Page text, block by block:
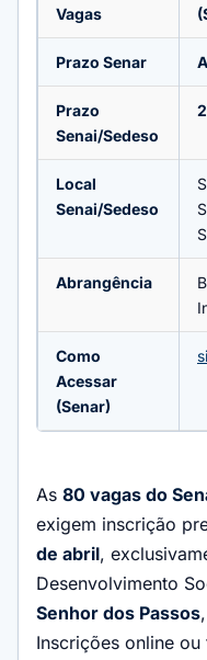
Vagas
Prazo Senar
Prazo
Senai/Sedeso
Local
Senai/Sedeso
Abrangência
Como
Acessar
(Senar)
As 80 vagas do
exigem inscrição
de abril,
Desenvolvimento
Senhor dos Passos
Inscrições online